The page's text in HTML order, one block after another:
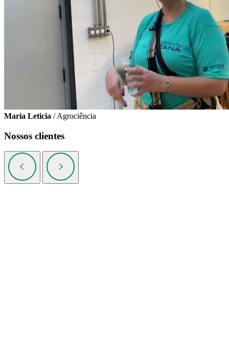
Maria Leticia / Agrociência
Nossos clientes